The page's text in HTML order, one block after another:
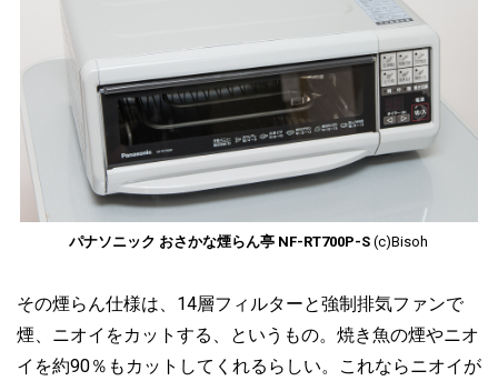
パナソニック おさかな煙らん亭 NF-RT700P-S (c)Bisoh
その煙らん仕様は、14層フィルターと強制排気ファンで
煙、ニオイをカットする、というもの。焼き魚の煙やニオ
イを約90％もカットしてくれるらしい。これならニオイが